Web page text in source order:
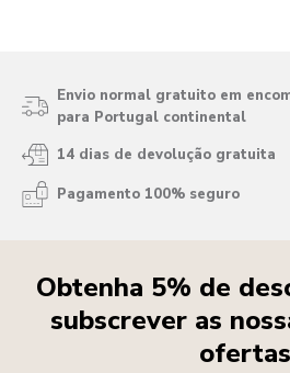
Envio normal gratuito em
para Portugal continental
14 dias de devolução gratuita
Pagamento 100% seguro
Obtenha 5% de
subscrever as
ofertas